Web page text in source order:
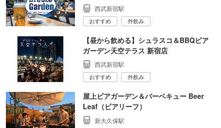
西武新宿駅
おすすめ 外飲み
【昼から飲める】シュラスコ＆BBQビア
ガーデン天空テラス 新宿店
西武新宿駅
おすすめ 外飲み
屋上ビアガーデン＆バーベキュー Beer
Leaf（ビアリーフ）
新大久保駅